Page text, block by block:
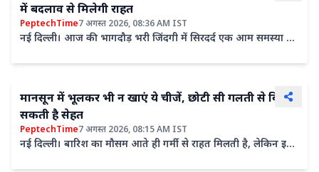
में बदलाव से मिलेगी राहत
PeptechTime7 अगस्त 2026, 08:36 AM IST
नई दिल्ली। आज की भागदौड़ भरी जिंदगी में सिरदर्द एक आम समस्या बन
मानसून में भूलकर भी न खाएं ये चीजें, छोटी सी गलती से बिगड़
सकती है सेहत
PeptechTime7 अगस्त 2026, 08:15 AM IST
नई दिल्ली। बारिश का मौसम आते ही गर्मी से राहत मिलती है, लेकिन इस